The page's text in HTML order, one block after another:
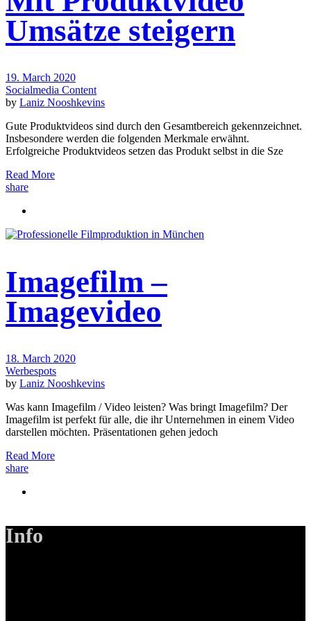
Umsätze steigern
19. March 2020
Socialmedia Content
by Laniz Nooshkevins
Gute Produktvideos sind durch den Gesamtbereich gekennzeichnet.
Insbesondere werden die folgenden Merkmale erwähnt.
Erfolgreiche Produktvideos setzen das Produkt selbst in die Sze
Read More
share
Imagefilm –
Imagevideo
18. March 2020
Werbespots
by Laniz Nooshkevins
Was kann Imagefilm / Video leisten? Was bringt Imagefilm? Der
Imagefilm ist perfekt für alle, die ihr Unternehmen in einem Video
darstellen möchten. Präsentationen gehen jedoch
Read More
share
Info